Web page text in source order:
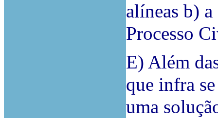
alíneas b)
Processo
E) Além
que infra
uma